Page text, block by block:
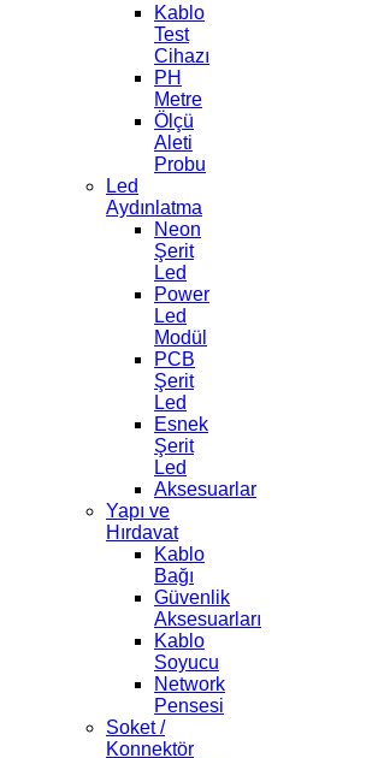
Kablo
Test
Cihazı
PH
Metre
Ölçü
Aleti
Probu
Led
Aydınlatma
Neon
Şerit
Led
Power
Led
Modül
PCB
Şerit
Led
Esnek
Şerit
Led
Aksesuarlar
Yapı ve
Hırdavat
Kablo
Bağı
Güvenlik
Aksesuarları
Kablo
Soyucu
Network
Pensesi
Soket /
Konnektör